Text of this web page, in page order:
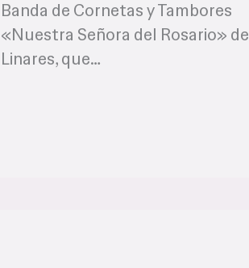
Banda de Cornetas y Tambores
«Nuestra Señora del Rosario» de
Linares, que…